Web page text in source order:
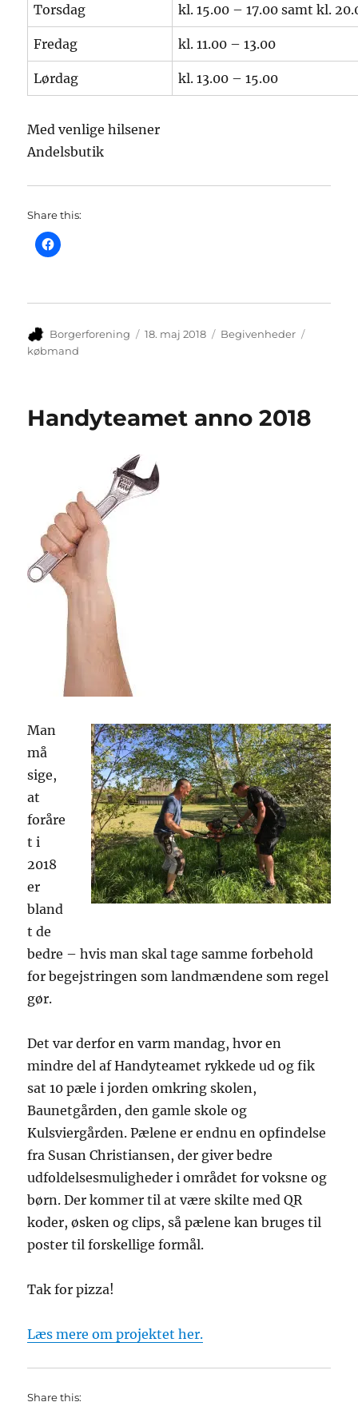
Torsdag kl. 15.00 – 17.00 samt kl.
Fredag kl. 11.00 – 13.00
Lørdag kl. 13.00 – 15.00
Med venlige hilsener
Andelsbutik
Share this:
Forfatter
Borgerforening Udgivet
18. maj 2018 Kategorier
Begivenheder
købmand
Handyteamet anno 2018
Man
må
sige,
at
foråre
t i
2018
er
bland
t de
bedre – hvis man skal tage samme forbehold
for begejstringen som landmændene som regel
gør.
Det var derfor en varm mandag, hvor en
mindre del af Handyteamet rykkede ud og fik
sat 10 pæle i jorden omkring skolen,
Baunetgården, den gamle skole og
Kulsviergården. Pælene er endnu en opfindelse
fra Susan Christiansen, der giver bedre
udfoldelsesmuligheder i området for voksne og
børn. Der kommer til at være skilte med QR
koder, øsken og clips, så pælene kan bruges til
poster til forskellige formål.
Tak for pizza!
Læs mere om projektet her.
Share this: